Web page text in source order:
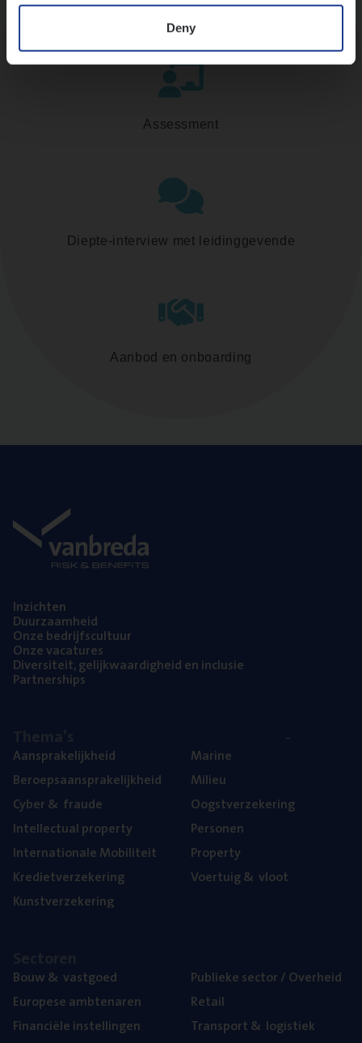
Deny
Kennismaking met HR
Assessment
Diepte-interview met leidinggevende
Aanbod en onboarding
Inzich­ten
Duur­zaam­heid
Onze bedrijfs­cul­tuur
Onze vaca­tu­res
Diver­si­teit, gelijk­waar­dig­heid en inclusie
Part­ner­ships
Aan­spra­ke­lijk­heid
Beroeps­aan­spra­ke­lijk­heid
Cyber& fraude
Intel­lec­tu­al property
Inter­na­ti­o­na­le Mobiliteit
Kre­diet­ver­ze­ke­ring
Kunst­ver­ze­ke­ring
Mari­ne
Mili­eu
Oogst­ver­ze­ke­ring
Per­so­nen
Pro­per­ty
Voer­tuig& vloot
Bouw& vastgoed
Euro­pe­se ambtenaren
Finan­ci­ë­le instellingen
Publie­ke sec­tor / Overheid
Retail
Trans­port& logistiek